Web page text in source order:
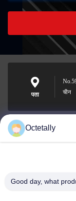
पता
चीन
Octetally
Good day, what